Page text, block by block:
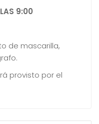
LAS 9:00
de mascarilla,
provisto por el